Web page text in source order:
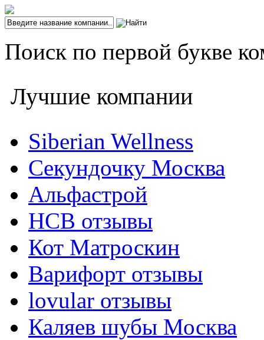
Поиск по первой букве
Лучшие компании
Siberian Wellness
Секундочку Москва
Альфастрой
НСВ отзывы
Кот Матроскин
Варифорт отзывы
lovular отзывы
Каляев шубы Москва